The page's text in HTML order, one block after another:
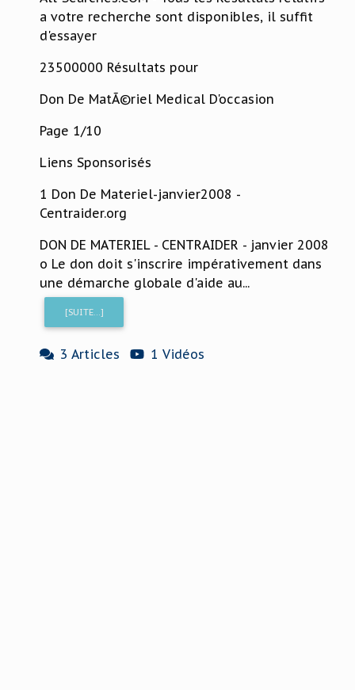
a votre recherche sont disponibles, il suffit
d'essayer
23500000 Résultats pour
Don De MatÃ©riel Medical D'occasion
Page 1/10
Liens Sponsorisés
1 Don De Materiel-janvier2008 -
Centraider.org
DON DE MATERIEL - CENTRAIDER - janvier 2008
o Le don doit s'inscrire impérativement dans
une démarche globale d'aide au...
[SUITE...]
3 Articles 1 Vidéos